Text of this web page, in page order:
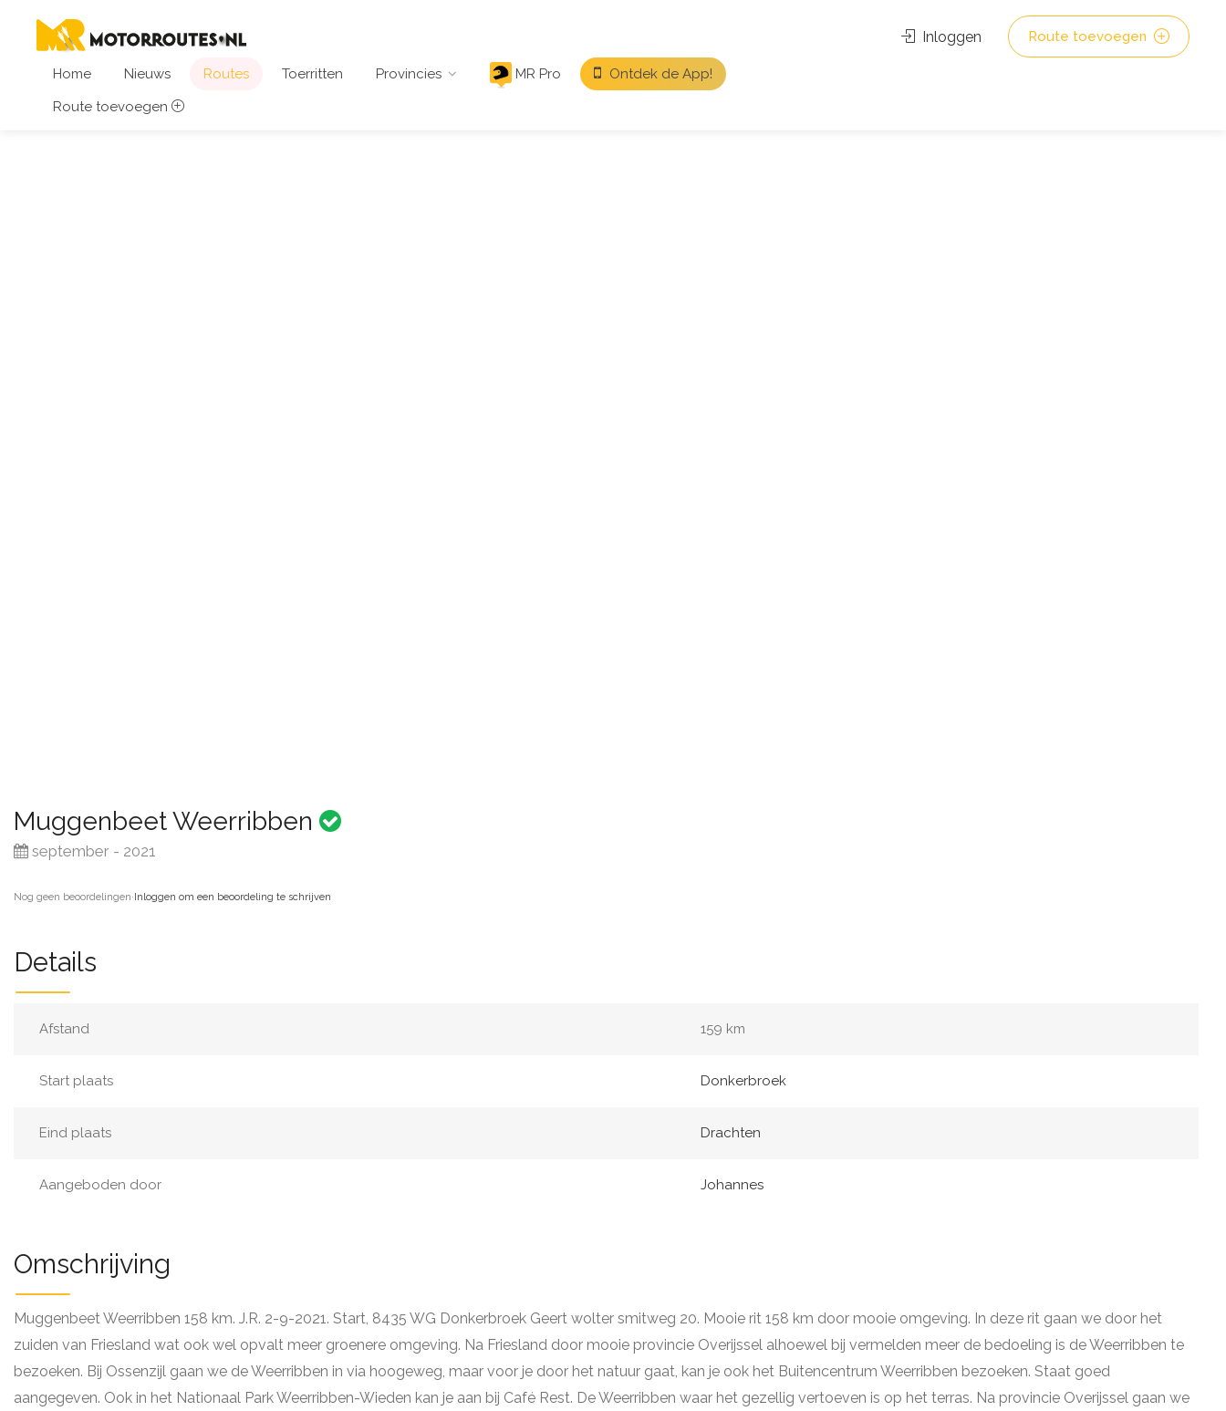
Home Nieuws Routes Toerritten Provincies MR Pro
Ontdek de App!
Route toevoegen
Inloggen Route toevoegen
Muggenbeet Weerribben
september - 2021
Nog geen beoordelingen·Inloggen om een beoordeling te schrijven
Details
Afstand 159 km
Start plaats Donkerbroek
Eind plaats Drachten
Aangeboden door Johannes
Omschrijving
Muggenbeet Weerribben 158 km. J.R. 2-9-2021. Start, 8435 WG Donkerbroek Geert wolter smitweg 20. Mooie rit 158 km door mooie omgeving. In deze rit gaan we door het
zuiden van Friesland wat ook wel opvalt meer groenere omgeving. Na Friesland door mooie provincie Overijssel alhoewel bij vermelden meer de bedoeling is de Weerribben te
bezoeken. Bij Ossenzijl gaan we de Weerribben in via hoogeweg, maar voor je door het natuur gaat, kan je ook het Buitencentrum Weerribben bezoeken. Staat goed
aangegeven. Ook in het Nationaal Park Weerribben-Wieden kan je aan bij Café Rest. De Weerribben waar het gezellig vertoeven is op het terras. Na provincie Overijssel gaan we